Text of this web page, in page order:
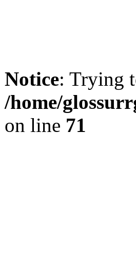
Notice: Trying
/home/
on line 71